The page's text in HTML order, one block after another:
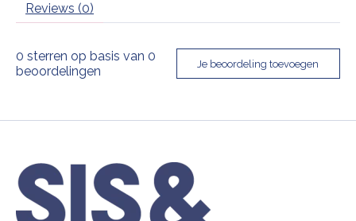
Reviews (0)
0 sterren op basis van 0
beoordelingen
Je beoordeling toevoegen